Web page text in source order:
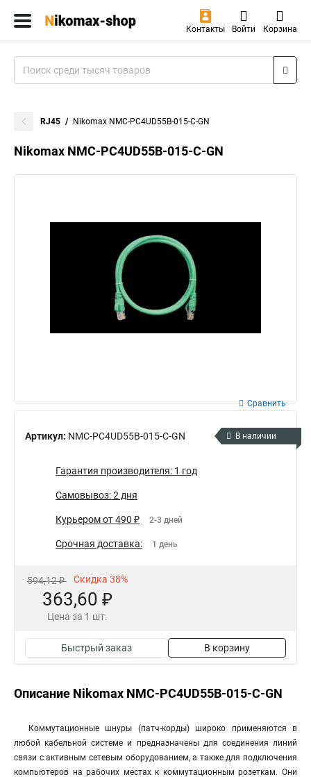
Контакты Войти Корзина
RJ45 Nikomax NMC-PC4UD55B-015-C-GN
Nikomax NMC-PC4UD55B-015-C-GN
Артикул: NMC-PC4UD55B-015-C-GN
Сравнить
В наличии
Гарантия производителя: 1 год
Самовывоз: 2 дня
Курьером от 490 ₽ 2-3 дней
Срочная доставка: 1 день
594,12 ₽ Скидка 38%
363,60 ₽
Цена за 1 шт.
Быстрый заказ В корзину
Описание Nikomax NMC-PC4UD55B-015-C-GN
Коммутационные шнуры (патч-корды) широко применяются в
любой кабельной системе и предназначены для соединения линий
связи с активным сетевым оборудованием, а также для подключения
компьютеров на рабочих местах к коммутационным розеткам. Они